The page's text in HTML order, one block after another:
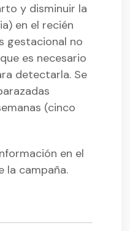
y disminuir la
en el recién
gestacional no
es necesario
detectarla. Se
(cinco
en el
la campaña.